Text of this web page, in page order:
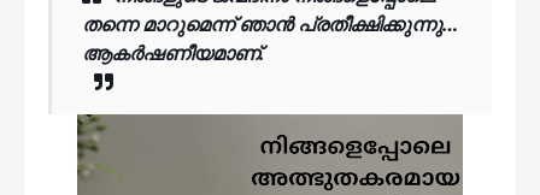
തന്നെ മാറുമെന്ന് ഞാൻ പ്രതീക്ഷിക്കുന്നു…
ആകർഷണീയമാണ്.